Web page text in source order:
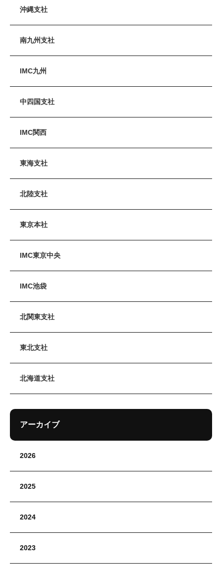
沖縄支社
南九州支社
IMC九州
中四国支社
IMC関西
東海支社
北陸支社
東京本社
IMC東京中央
IMC池袋
北関東支社
東北支社
北海道支社
アーカイブ
2026
2025
2024
2023